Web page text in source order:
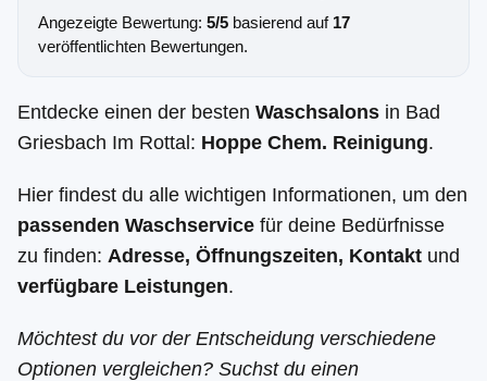
Angezeigte Bewertung: 5/5 basierend auf 17
veröffentlichten Bewertungen.
Entdecke einen der besten Waschsalons in Bad
Griesbach Im Rottal: Hoppe Chem. Reinigung.
Hier findest du alle wichtigen Informationen, um den
passenden Waschservice für deine Bedürfnisse
zu finden: Adresse, Öffnungszeiten, Kontakt und
verfügbare Leistungen.
Möchtest du vor der Entscheidung verschiedene
Optionen vergleichen? Suchst du einen